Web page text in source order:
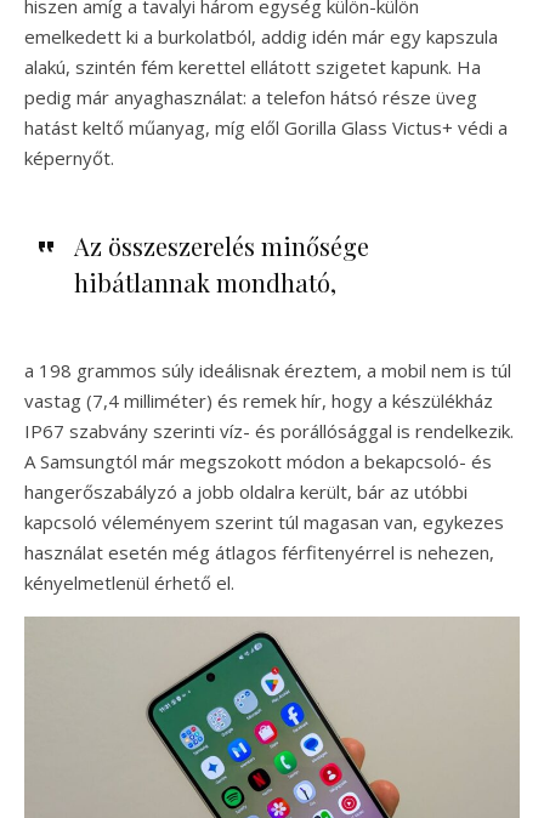
hiszen amíg a tavalyi három egység külön-külön
emelkedett ki a burkolatból, addig idén már egy kapszula
alakú, szintén fém kerettel ellátott szigetet kapunk. Ha
pedig már anyaghasználat: a telefon hátsó része üveg
hatást keltő műanyag, míg elől Gorilla Glass Victus+ védi a
képernyőt.
Az összeszerelés minősége
hibátlannak mondható,
a 198 grammos súly ideálisnak éreztem, a mobil nem is túl
vastag (7,4 milliméter) és remek hír, hogy a készülékház
IP67 szabvány szerinti víz- és porállósággal is rendelkezik.
A Samsungtól már megszokott módon a bekapcsoló- és
hangerőszabályzó a jobb oldalra került, bár az utóbbi
kapcsoló véleményem szerint túl magasan van, egykezes
használat esetén még átlagos férfitenyérrel is nehezen,
kényelmetlenül érhető el.